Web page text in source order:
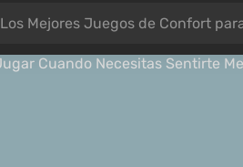
Los Mejores Juegos de Confort